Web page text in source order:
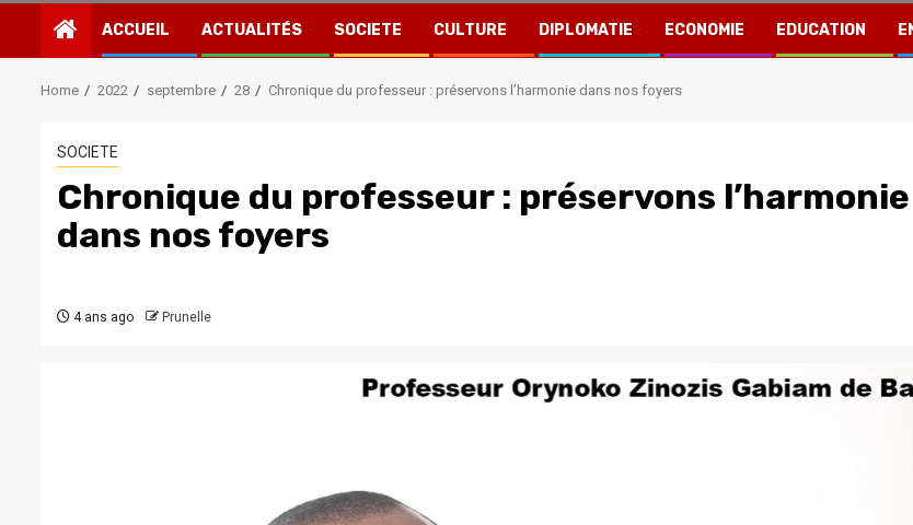
ACCUEIL ACTUALITÉS SOCIETE CULTURE DIPLOMATIE ECONOMIE EDUCATION
Home 2022 septembre 28 Chronique du professeur : préservons l’harmonie dans nos foyers
SOCIETE
Chronique du professeur : préservons l’harmonie
dans nos foyers
4 ans ago Prunelle